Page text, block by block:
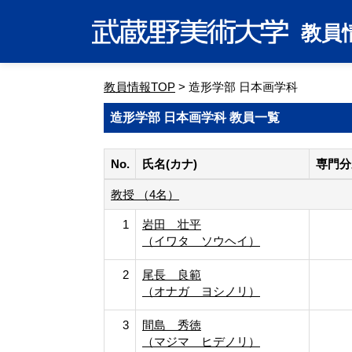
教員
教員情報TOP > 造形学部 日本画学科
造形学部 日本画学科 教員一覧
No. 氏名(カナ) 専門
教授 （4名）
1
岩田 壮平
（イワタ ソウヘイ）
2
尾長 良範
（オナガ ヨシノリ）
3
間島 秀徳
（マジマ ヒデノリ）